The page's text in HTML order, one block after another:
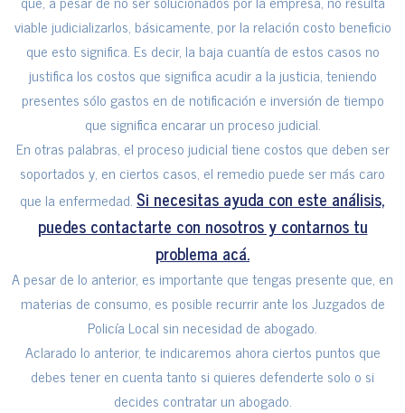
viable judicializarlos, básicamente, por la relación costo beneficio
que esto significa. Es decir, la baja cuantía de estos casos no
justifica los costos que significa acudir a la justicia, teniendo
presentes sólo gastos en de notificación e inversión de tiempo
que significa encarar un proceso judicial.
En otras palabras, el proceso judicial tiene costos que deben ser
soportados y, en ciertos casos, el remedio puede ser más caro
que la enfermedad.Si necesitas ayuda con este análisis,
puedes contactarte con nosotros y contarnos tu
problema acá.
A pesar de lo anterior, es importante que tengas presente que, en
materias de consumo, es posible recurrir ante los Juzgados de
Policía Local sin necesidad de abogado.
Aclarado lo anterior, te indicaremos ahora ciertos puntos que
debes tener en cuenta tanto si quieres defenderte solo o si
decides contratar un abogado.